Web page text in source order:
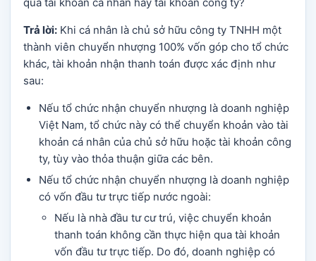
Trả lời: Khi cá nhân là chủ sở hữu công ty TNHH một
thành viên chuyển nhượng 100% vốn góp cho tổ chức
khác, tài khoản nhận thanh toán được xác định như
sau:
Nếu tổ chức nhận chuyển nhượng là doanh nghiệp
Việt Nam, tổ chức này có thể chuyển khoản vào tài
khoản cá nhân của chủ sở hữu hoặc tài khoản công
ty, tùy vào thỏa thuận giữa các bên.
Nếu tổ chức nhận chuyển nhượng là doanh nghiệp
có vốn đầu tư trực tiếp nước ngoài:
Nếu là nhà đầu tư cư trú, việc chuyển khoản
thanh toán không cần thực hiện qua tài khoản
vốn đầu tư trực tiếp. Do đó, doanh nghiệp có